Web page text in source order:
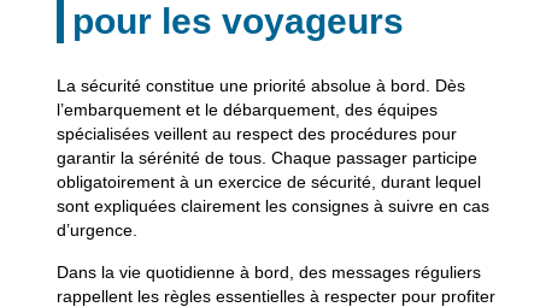
pour les voyageurs
La sécuritéconstitue une priorité absolue à bord. Dès
l’embarquement et le débarquement, des équipes
spécialisées veillent au respect des procédures pour
garantir la sérénité de tous. Chaque passager participe
obligatoirement à un exercice de sécurité, durant lequel
sont expliquées clairement les consignes à suivre en cas
d’urgence.
Dans la vie quotidienne à bord , des messages réguliers
rappellent les règles essentielles à respecter pour profiter